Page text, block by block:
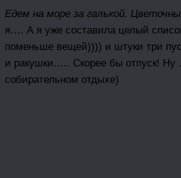
Едем на море за галькой.
я…. А я уже составила целый
поменьше вещей)))) и штуки три
и ракушки….. Скорее бы отпуск! Ну
собирательном отдыхе)